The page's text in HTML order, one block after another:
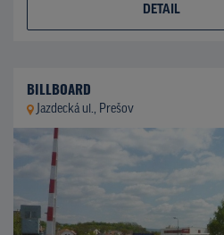
DETAIL
BILLBOARD
Jazdecká ul., Prešov